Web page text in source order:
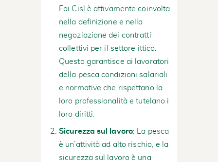
Fai Cisl è attivamente coinvolta
nella definizione e nella
negoziazione dei contratti
collettivi per il settore ittico.
Questo garantisce ai lavoratori
della pesca condizioni salariali
e normative che rispettano la
loro professionalità e tutelano i
loro diritti.
Sicurezza sul lavoro: La pesca
è un’attività ad alto rischio, e la
sicurezza sul lavoro è una